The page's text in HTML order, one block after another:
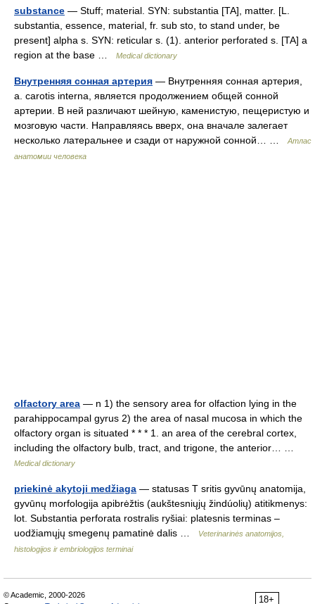
substance — Stuff; material. SYN: substantia [TA], matter. [L.
substantia, essence, material, fr. sub sto, to stand under, be
present] alpha s. SYN: reticular s. (1). anterior perforated s. [TA] a
region at the base …
Medical dictionary
Внутренняя сонная артерия — Внутренняя сонная артерия,
a. carotis interna, является продолжением общей сонной
артерии. В ней различают шейную, каменистую, пещеристую и
мозговую части. Направляясь вверх, она вначале залегает
несколько латеральнее и сзади от наружной сонной… …
Атлас
анатомии человека
olfactory area — n 1) the sensory area for olfaction lying in the
parahippocampal gyrus 2) the area of nasal mucosa in which the
olfactory organ is situated * * * 1. an area of the cerebral cortex,
including the olfactory bulb, tract, and trigone, the anterior… …
Medical dictionary
priekinė akytoji medžiaga — statusas T sritis gyvūnų anatomija,
gyvūnų morfologija apibrėžtis (aukštesniųjų žindúolių) atitikmenys:
lot. Substantia perforata rostralis ryšiai: platesnis terminas –
uodžiamųjų smegenų pamatinė dalis …
Veterinarinės anatomijos,
histologijos ir embriologijos terminai
18+
© Academic, 2000-2026